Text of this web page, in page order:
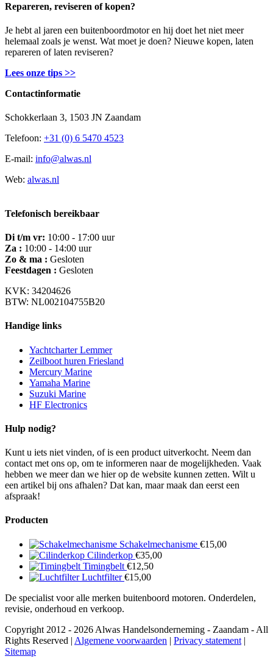
Repareren, reviseren of kopen?
Je hebt al jaren een buitenboordmotor en hij doet het niet meer
helemaal zoals je wenst. Wat moet je doen? Nieuwe kopen, laten
repareren of laten reviseren?
Lees onze tips >>
Contactinformatie
Schokkerlaan 3, 1503 JN Zaandam
Telefoon: +31 (0) 6 5470 4523
E-mail: info@alwas.nl
Web: alwas.nl
Telefonisch bereikbaar
Di t/m vr: 10:00 - 17:00 uur
Za : 10:00 - 14:00 uur
Zo & ma : Gesloten
Feestdagen : Gesloten
KVK: 34204626
BTW: NL002104755B20
Handige links
Yachtcharter Lemmer
Zeilboot huren Friesland
Mercury Marine
Yamaha Marine
Suzuki Marine
HF Electronics
Hulp nodig?
Kunt u iets niet vinden, of is een product uitverkocht. Neem dan
contact met ons op, om te informeren naar de mogelijkheden. Vaak
hebben we meer dan we hier op de website kunnen zetten. Wilt u
een artikel bij ons afhalen? Dat kan, maar maak dan eerst een
afspraak!
Producten
Schakelmechanisme €15,00
Cilinderkop €35,00
Timingbelt €12,50
Luchtfilter €15,00
De specialist voor alle merken buitenboord motoren. Onderdelen,
revisie, onderhoud en verkoop.
Copyright 2012 - 2026 Alwas Handelsonderneming - Zaandam - All
Rights Reserved | Algemene voorwaarden | Privacy statement |
Sitemap